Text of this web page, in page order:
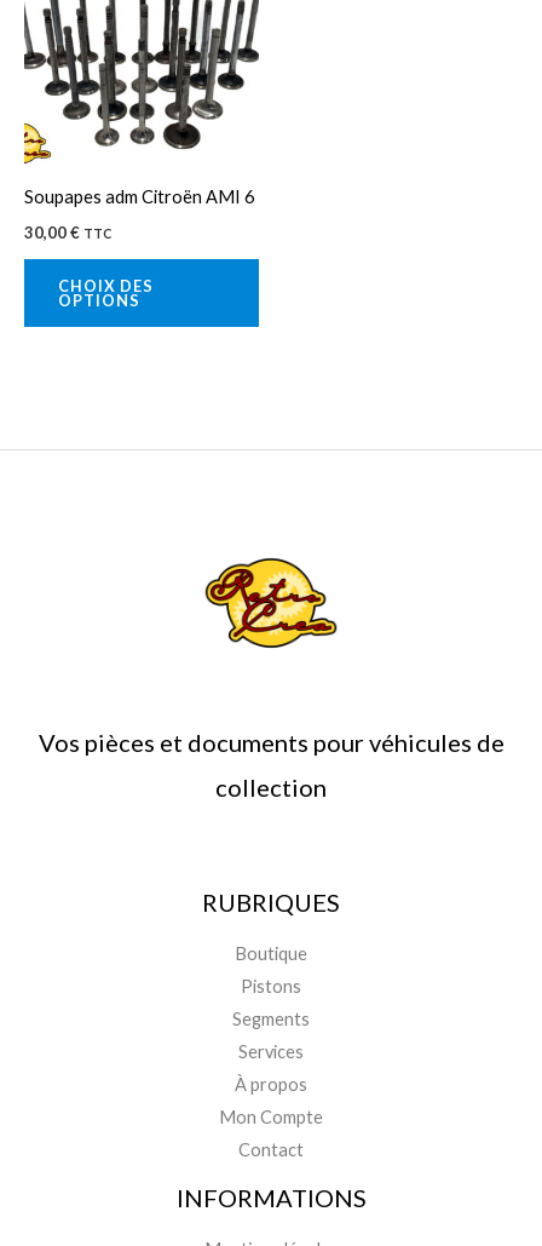
Soupapes adm Citroën AMI 6
30,00€ TTC
CHOIX DES
OPTIONS
a
Vos pièces et documents pour véhicules de
collection
RUBRIQUES
Boutique
Pistons
Segments
Services
À propos
Mon Compte
Contact
INFORMATIONS